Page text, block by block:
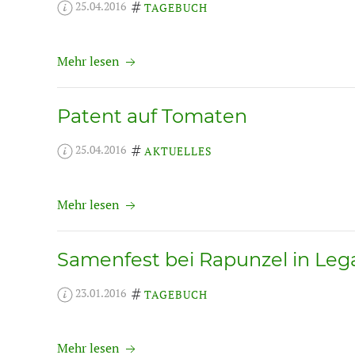
25.04.2016 TAGEBUCH
Mehr lesen
Patent auf Tomaten
25.04.2016 AKTUELLES
Mehr lesen
Samenfest bei Rapunzel in
23.01.2016 TAGEBUCH
Mehr lesen